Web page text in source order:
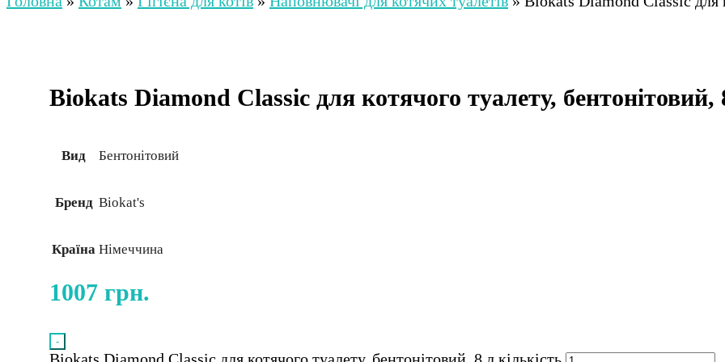
Biokats Diamond Classic для котячого туалету, бентонітовий,
Вид Бентонітовий
Бренд Biokat's
Країна Німеччина
1007грн.
-